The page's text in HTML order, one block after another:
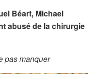
Béart, Michael
abusé de la chirurgie
pas manquer